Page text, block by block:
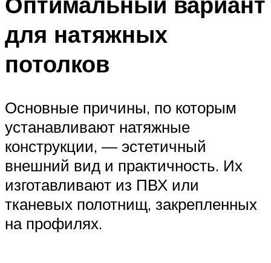
для натяжных
потолков
Основные причины, по которым
устанавливают натяжные
конструкции, — эстетичный
внешний вид и практичность. Их
изготавливают из ПВХ или
тканевых полотнищ, закрепленных
на профилях.